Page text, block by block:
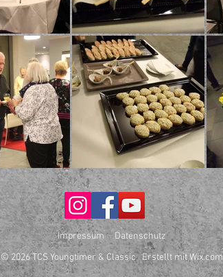
Impressum
Datenschutz
© 2026 TCS Youngtimer & Classic Erstellt mitWix.com